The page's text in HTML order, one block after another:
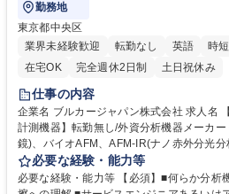
勤務地
東京都中央区
業界未経験歓迎
転勤なし 英語 時
在宅OK
完全週休2日制 土日祝休み
仕事の内容
企業名 ブルカージャパン株式会社 求人名 【サービスエンジニア/ナノ表面
計測機器】転勤無し/外資分析機器メーカー 仕事の内容 AFM(原子間力顕微
鏡)、バイオAFM、AFM-IR(ナノ赤外分光
面計測事業部にて、販売後の技術的サポー
を活かしたい方大歓迎です。 【詳細】 ・装置納入 ・使用、操作方法の教
育※アプリケーションエンジニア的な役割
必要な経験・能力等
必要な経験・能力等 【必須】■何らか分析